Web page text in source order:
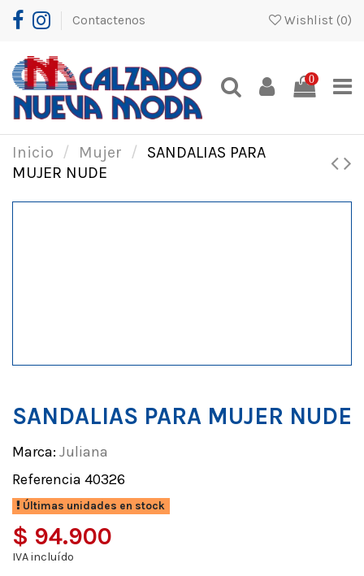
Contactenos Wishlist (0)
0
Inicio Mujer
SANDALIAS PARA
MUJER NUDE
SANDALIAS PARA MUJER NUDE
Marca: Juliana
Referencia 40326
Últimas unidades en stock
$ 94.900
IVA incluído